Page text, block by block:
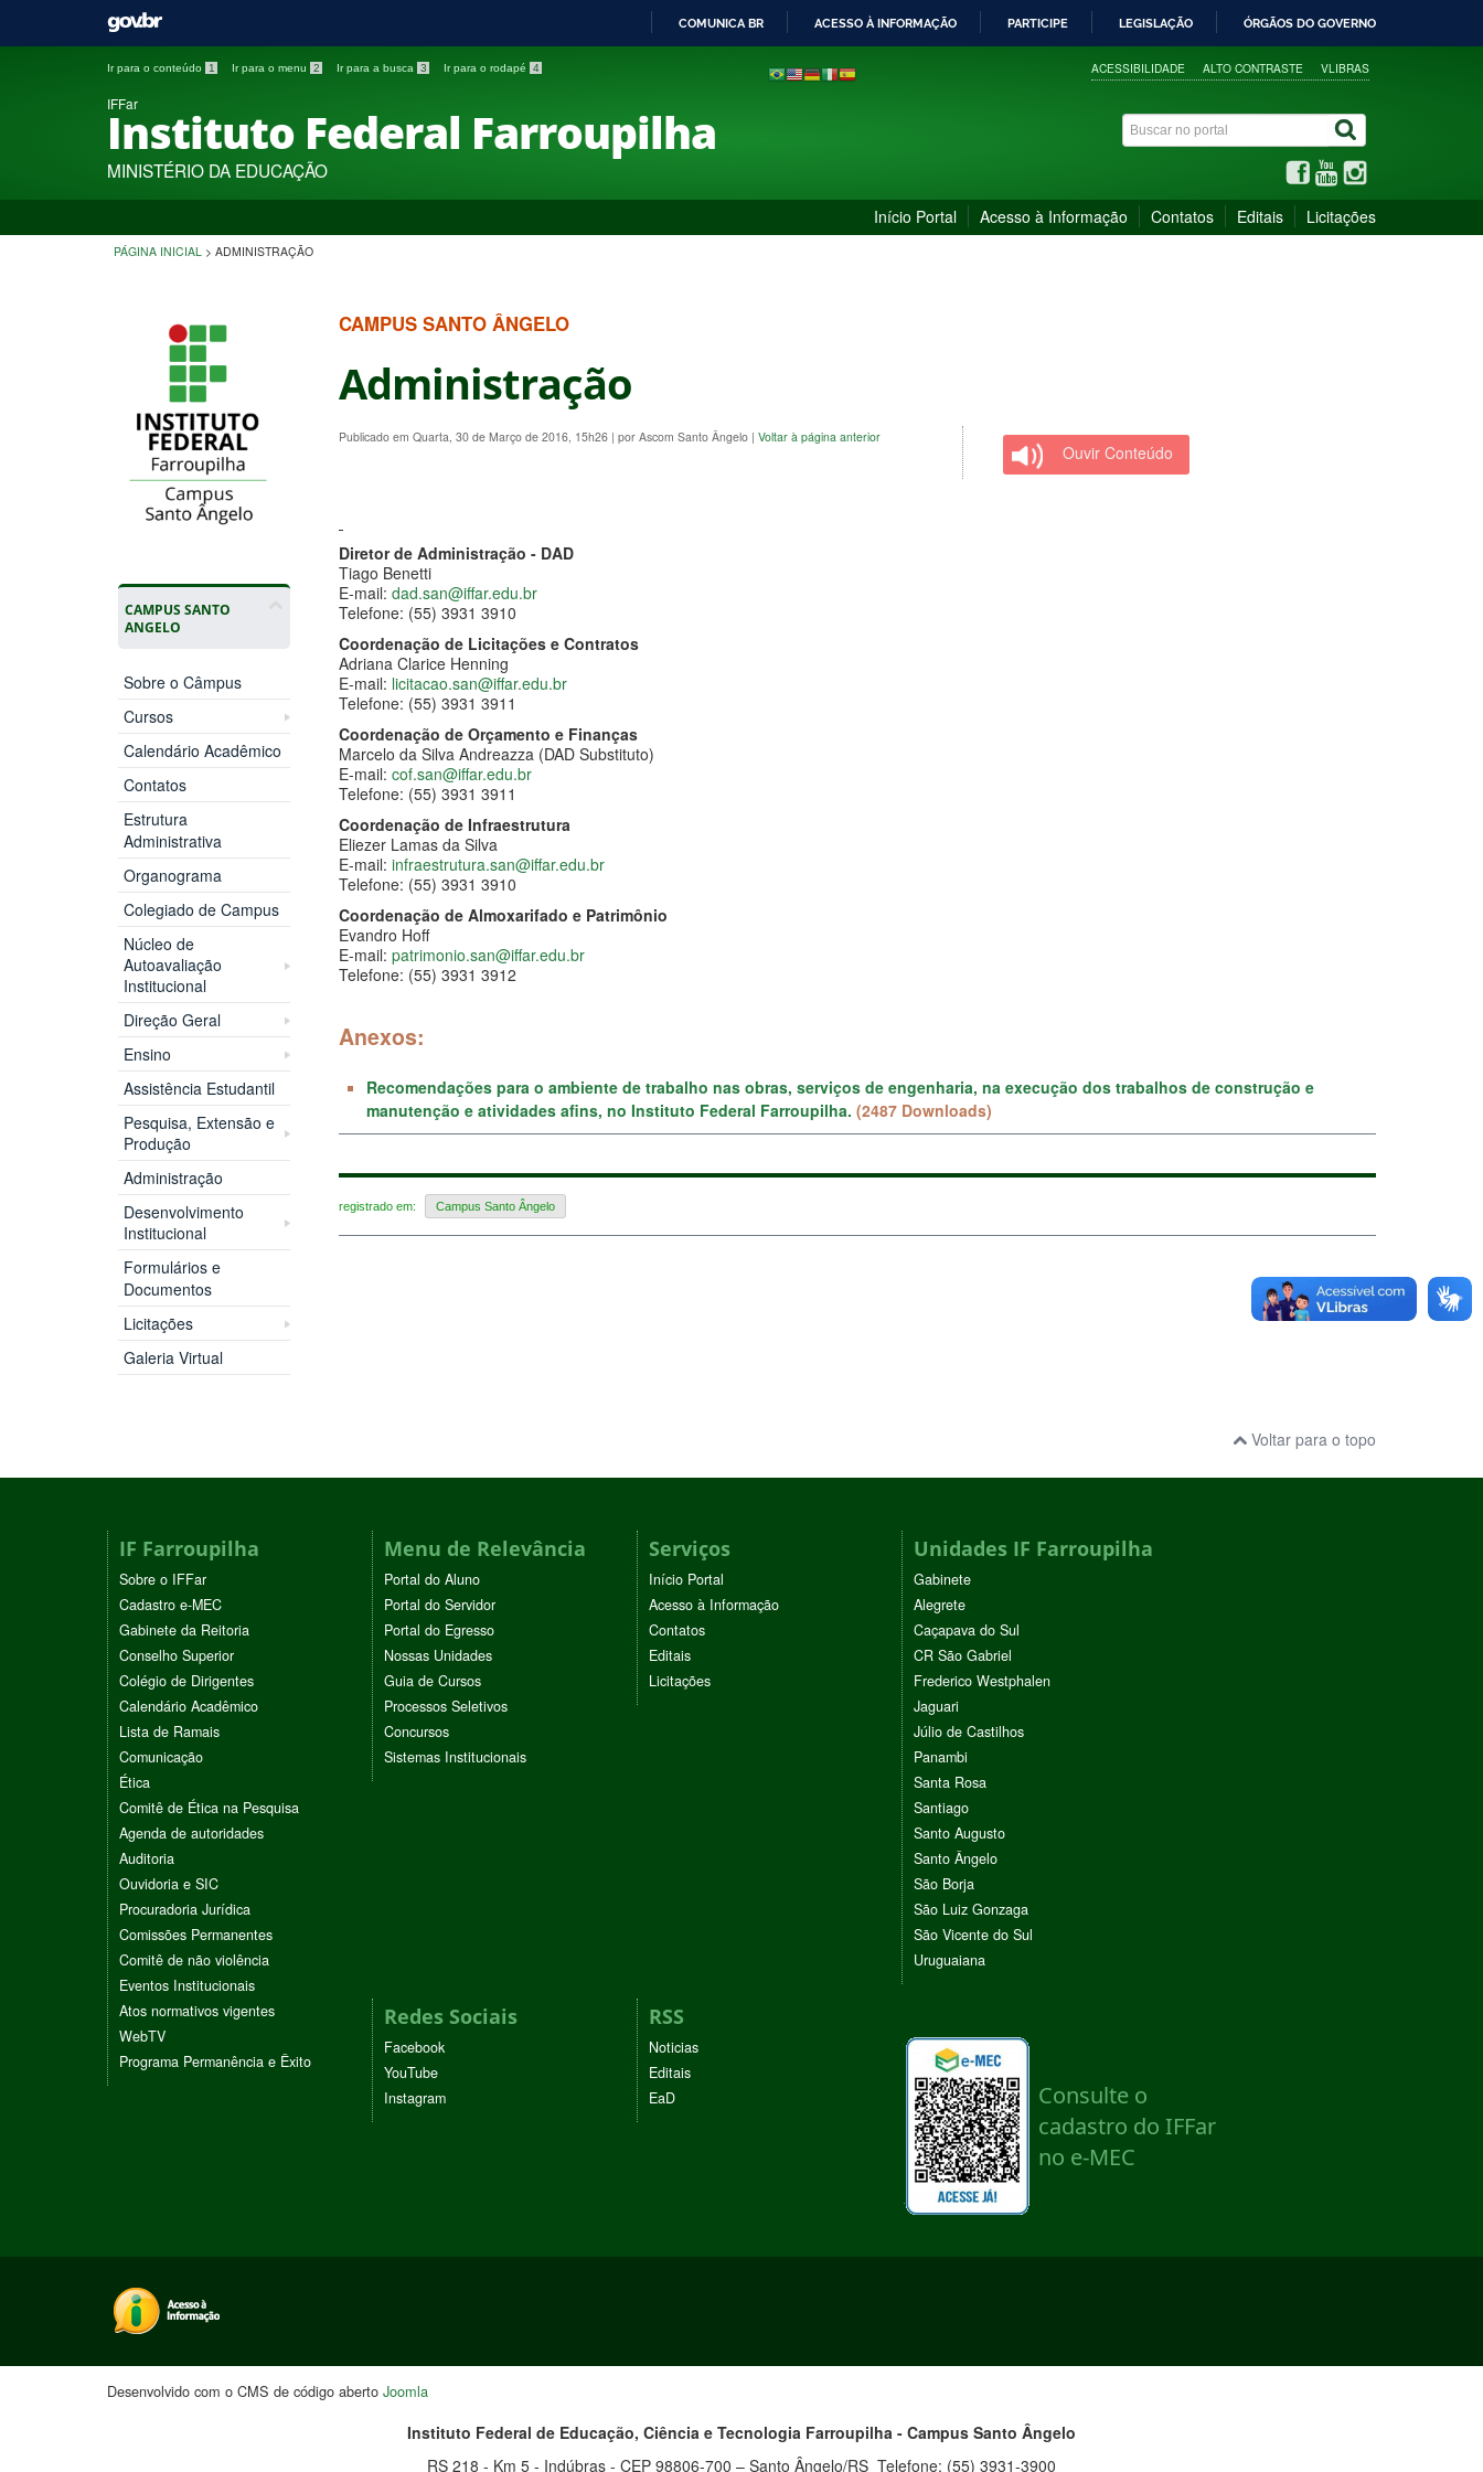
PARA
COMUNICA BR ACESSO À INFORMAÇÃO PARTICIPE LEGISLAÇÃO ÓRGÃOS DO GOVERNO
Ir para o conteúdo 1 Ir para o menu 2 Ir para a busca 3 Ir para o rodapé 4 ACESSIBILIDADE ALTO CONTRASTE VLIBRAS
IFFar
Instituto Federal Farroupilha
MINISTÉRIO DA EDUCAÇÃO
Início Portal Acesso à Informação Contatos Editais Licitações
PÁGINA INICIAL > ADMINISTRAÇÃO
CAMPUS SANTO
ANGELO
Sobre o Câmpus
Cursos
Calendário Acadêmico
Contatos
Estrutura
Administrativa
Organograma
Colegiado de Campus
Núcleo de
Autoavaliação
Institucional
Direção Geral
Ensino
Assistência Estudantil
Pesquisa, Extensão e
Produção
Administração
Desenvolvimento
Institucional
Formulários e
Documentos
Licitações
Galeria Virtual
CAMPUS SANTO ÂNGELO
Administração
Publicado em Quarta, 30 de Março de 2016, 15h26 | por Ascom Santo Ângelo | Voltar à página anterior
Ouvir Conteúdo
Diretor de Administração - DAD
Tiago Benetti
E-mail: dad.san@iffar.edu.br
Telefone: (55) 3931 3910
Coordenação de Licitações e Contratos
Adriana Clarice Henning
E-mail: licitacao.san@iffar.edu.br
Telefone: (55) 3931 3911
Coordenação de Orçamento e Finanças
Marcelo da Silva Andreazza (DAD Substituto)
E-mail: cof.san@iffar.edu.br
Telefone: (55) 3931 3911
Coordenação de Infraestrutura
Eliezer Lamas da Silva
E-mail: infraestrutura.san@iffar.edu.br
Telefone: (55) 3931 3910
Coordenação de Almoxarifado e Patrimônio
Evandro Hoff
E-mail: patrimonio.san@iffar.edu.br
Telefone: (55) 3931 3912
Anexos:
Recomendações para o ambiente de trabalho nas obras, serviços de engenharia, na execução dos trabalhos de construção e
manutenção e atividades afins, no Instituto Federal Farroupilha. (2487 Downloads)
registrado em: Campus Santo Ângelo
Voltar para o topo
IF Farroupilha
Sobre o IFFar
Cadastro e-MEC
Gabinete da Reitoria
Conselho Superior
Colégio de Dirigentes
Calendário Acadêmico
Lista de Ramais
Comunicação
Ética
Comitê de Ética na Pesquisa
Agenda de autoridades
Auditoria
Ouvidoria e SIC
Procuradoria Jurídica
Comissões Permanentes
Comitê de não violência
Eventos Institucionais
Atos normativos vigentes
WebTV
Programa Permanência e Êxito
Menu de Relevância
Portal do Aluno
Portal do Servidor
Portal do Egresso
Nossas Unidades
Guia de Cursos
Processos Seletivos
Concursos
Sistemas Institucionais
Serviços
Início Portal
Acesso à Informação
Contatos
Editais
Licitações
Unidades IF Farroupilha
Gabinete
Alegrete
Caçapava do Sul
CR São Gabriel
Frederico Westphalen
Jaguari
Júlio de Castilhos
Panambi
Santa Rosa
Santiago
Santo Augusto
Santo Ângelo
São Borja
São Luiz Gonzaga
São Vicente do Sul
Uruguaiana
Redes Sociais
Facebook
YouTube
Instagram
RSS
Noticias
Editais
EaD
Desenvolvido com o CMS de código aberto Joomla
Instituto Federal de Educação, Ciência e Tecnologia Farroupilha - Campus Santo Ângelo
RS 218 - Km 5 - Indúbras - CEP 98806-700 – Santo Ângelo/RS Telefone: (55) 3931-3900